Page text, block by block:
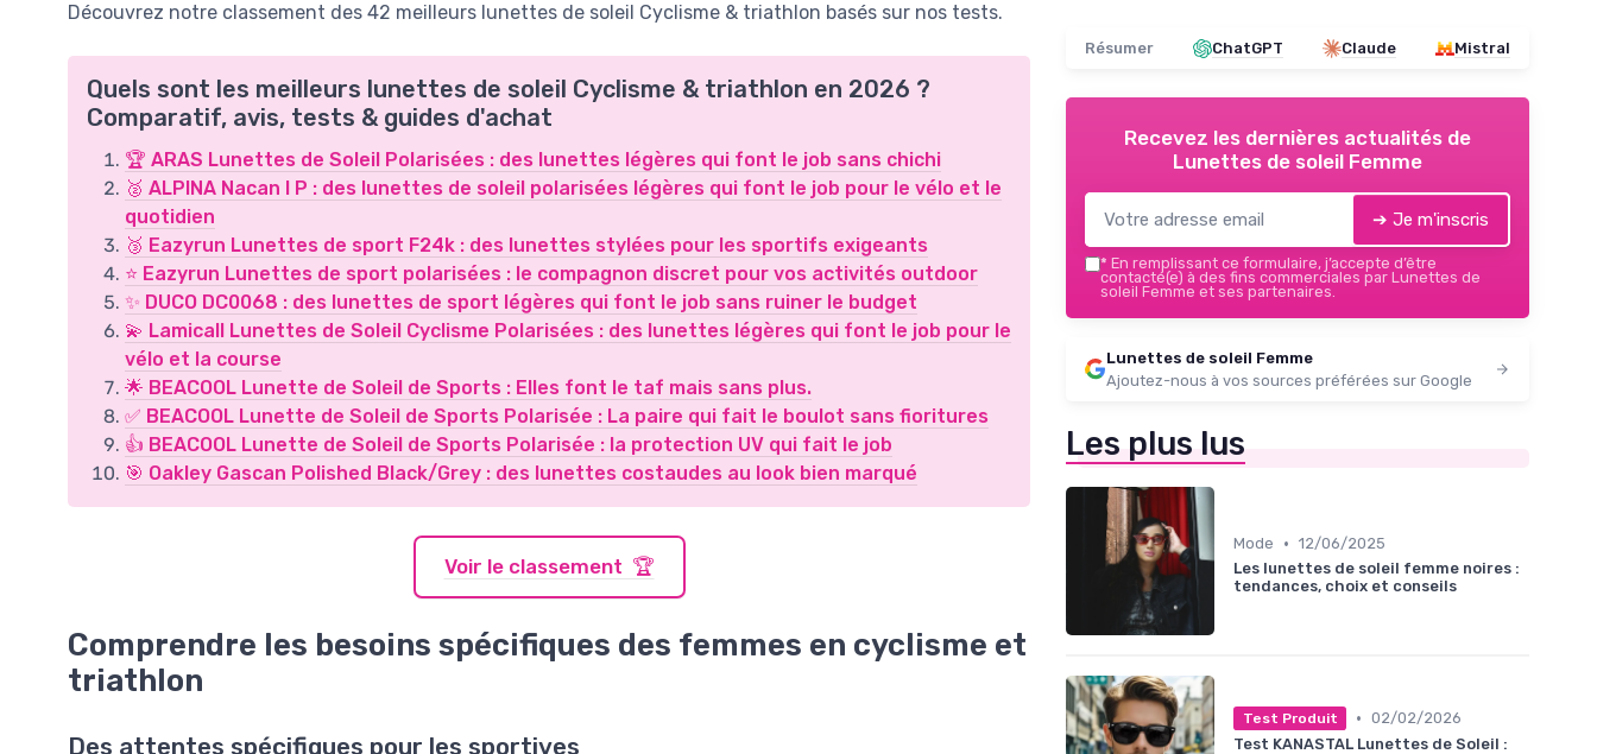
Découvrez notre classement des 42 meilleurs lunettes de soleil Cyclisme & triathlon basés sur nos tests.
Quels sont les meilleurs lunettes de soleil Cyclisme & triathlon en 2026 ?
Comparatif, avis, tests & guides d'achat
🏆 ARAS Lunettes de Soleil Polarisées : des lunettes légères qui font le job sans chichi
🥈 ALPINA Nacan I P : des lunettes de soleil polarisées légères qui font le job pour le vélo et le
quotidien
🥉 Eazyrun Lunettes de sport F24k : des lunettes stylées pour les sportifs exigeants
⭐ Eazyrun Lunettes de sport polarisées : le compagnon discret pour vos activités outdoor
✨ DUCO DC0068 : des lunettes de sport légères qui font le job sans ruiner le budget
💫 Lamicall Lunettes de Soleil Cyclisme Polarisées : des lunettes légères qui font le job pour le
vélo et la course
🌟 BEACOOL Lunette de Soleil de Sports : Elles font le taf mais sans plus.
✅ BEACOOL Lunette de Soleil de Sports Polarisée : La paire qui fait le boulot sans fioritures
👍 BEACOOL Lunette de Soleil de Sports Polarisée : la protection UV qui fait le job
🎯 Oakley Gascan Polished Black/Grey : des lunettes costaudes au look bien marqué
Voir le classement 🏆
Comprendre les besoins spécifiques des femmes en cyclisme et
triathlon
Des attentes spécifiques pour les sportives
Résumer ChatGPT Claude Mistral
Recevez les dernières actualités de
Lunettes de soleil Femme
➔ Je m'inscris
* En remplissant ce formulaire, j’accepte d’être
contacté(e) à des fins commerciales par Lunettes de
soleil Femme et ses partenaires.
Lunettes de soleil Femme
Ajoutez-nous à vos sources préférées sur Google
Les plus lus
Mode • 12/06/2025
Les lunettes de soleil femme noires :
tendances, choix et conseils
Test Produit • 02/02/2026
Test KANASTAL Lunettes de Soleil :